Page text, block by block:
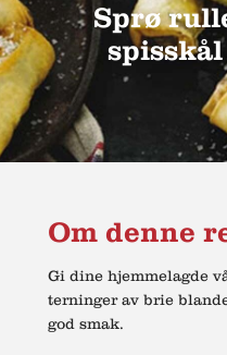
Sprø
Om denne
Gi dine hjemmelagde
terninger av brie
god smak.